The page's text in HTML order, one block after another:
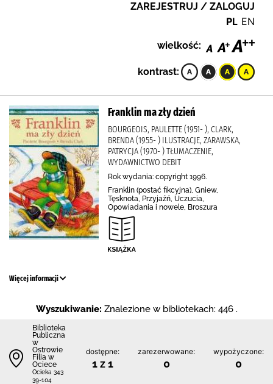
ZAREJESTRUJ / ZALOGUJ
PL EN
wielkość:
kontrast:
Franklin ma zły dzień
BOURGEOIS, PAULETTE (1951- ), CLARK,
BRENDA (1955- ) ILUSTRACJE, ZARAWSKA,
PATRYCJA (1970- ) TŁUMACZENIE,
WYDAWNICTWO DEBIT
Rok wydania: copyright 1996.
Franklin (postać fikcyjna), Gniew,
Tęsknota, Przyjaźń, Uczucia,
Opowiadania i nowele, Broszura
Więcej informacji
Wyszukiwanie: Znalezione w bibliotekach: 446 .
Biblioteka
Publiczna
w
Ostrowie
Filia w
Ociece
Ocieka 343
39-104
dostępne:
1 z 1
zarezerwowane:
0
wypożyczone:
0